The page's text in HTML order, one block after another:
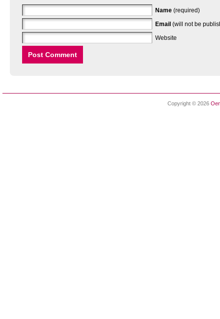
Name (required)
Email (will not be
Website
Copyright © 2026